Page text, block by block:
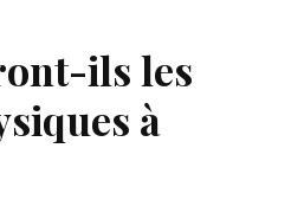
ils les
à